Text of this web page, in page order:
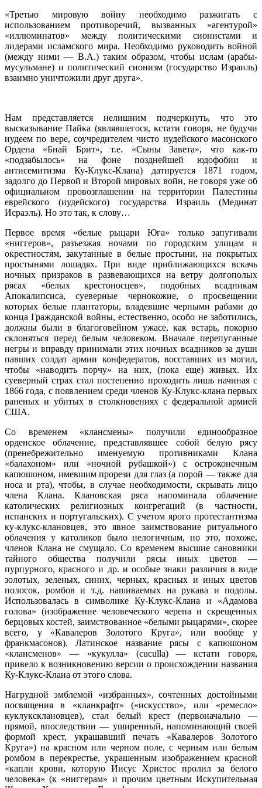
«Третью мировую войну необходимо разжигать с
использованием противоречий, вызванных «агентурой»
«иллюминатов» между политическими сионистами и
лидерами исламского мира. Необходимо руководить войной
(между ними — В.А.) таким образом, чтобы ислам (арабы-
мусульмане) и политический сионизм (государство Израиль)
взаимно уничтожили друг друга».
Нам представляется нелишним подчеркнуть, что это
высказывание Пайка (являвшегося, кстати говоря, не будучи
иудеем по вере, соучредителем чисто иудейского масонского
Ордена «Бнай Брит», т.е. «Сыны Завета», что как-то
«подзабылось» на фоне позднейшей юдофобии и
антисемитизма Ку-Клукс-Клана) датируется 1871 годом,
задолго до Первой и Второй мировых войн, не говоря уже об
официальном провозглашении на территории Палестины
еврейского (иудейского) государства Израиль (Мединат
Исраэль). Но это так, к слову…
Первое время «белые рыцари Юга» только запугивали
«ниггеров», разъезжая ночами по городским улицам и
окрестностям, закутанные в белые простыни, на покрытых
простынями лошадях. При виде приближающихся вскачь
ночных призраков в развевающихся на ветру долгополых
рясах «белых крестоносцев», подобных всадникам
Апокалипсиса, суеверные чернокожие, о просвещении
которых белые плантаторы, владевшие черными рабами до
конца Гражданской войны, естественно, особо не заботились,
должны были в благоговейном ужасе, как встарь, покорно
склоняться перед белым человеком. Вначале перепуганные
негры и вправду принимали этих ночных всадников за души
павших солдат армии конфедератов, восставших из могил,
чтобы «наводить порчу» на них, (пока еще) живых. Их
суеверный страх стал постепенно проходить лишь начиная с
1866 года, с появлением среди членов Ку-Клукс-клана первых
раненых и убитых в столкновениях с федеральной армией
США.
Со временем «клансмены» получили единообразное
орденское облачение, представлявшее собой белую рясу
(пренебрежительно именуемую противниками Клана
«балахоном» или «ночной рубашкой») с остроконечным
капюшоном, имевшим прорези для глаз (а порой — также для
носа и рта), чтобы, в случае необходимости, скрывать лицо
члена Клана. Клановская ряса напоминала облачение
католических религиозных конгрегаций (в частности,
испанских и португальских). С учетом ярого протестантизма
ку-клукс-клановцев, это явное заимствование ритуального
облачения у католиков было нелогичным, но это, похоже,
членов Клана не смущало. Со временем высшие сановники
тайного общества получили рясы иных цветов —
пурпурного, красного и др. и особые знаки различия в виде
золотых, зеленых, синих, черных, красных и иных цветов
полосок, ромбов и т.д. нашиваемых на рукава и подолы.
Использовалась в символике Ку-Клукс-Клана и «Адамова
голова» (изображение человеческого черепа и скрещенных
берцовых костей, заимствованное «белыми рыцарями», скорее
всего, у «Кавалеров Золотого Круга», или вообще у
франкмасонов). Латинское название рясы с капюшоном
«клансменов» — «кукулла» (cuculla) — кстати говоря,
привело к возникновению версии о происхождении названия
Ку-Клукс-Клана от этого слова.
Нагрудной эмблемой «избранных», сочтенных достойными
посвящения в «кланкрафт» («искусство», или «ремесло»
куклуксклановцев), стал белый крест (первоначально —
прямой, впоследствии — уширенный, напоминающий своей
формой крест, украшавший печать «Кавалеров Золотого
Круга») на красном или черном поле, с черным или белым
ромбом в перекрестье, украшенным изображением красной
«капли крови, которую Иисус Христос пролил за белого
человека» (к «ниггерам» и прочим цветным Искупительная